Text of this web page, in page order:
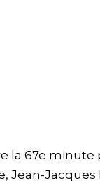
la 67e minute
Jean-